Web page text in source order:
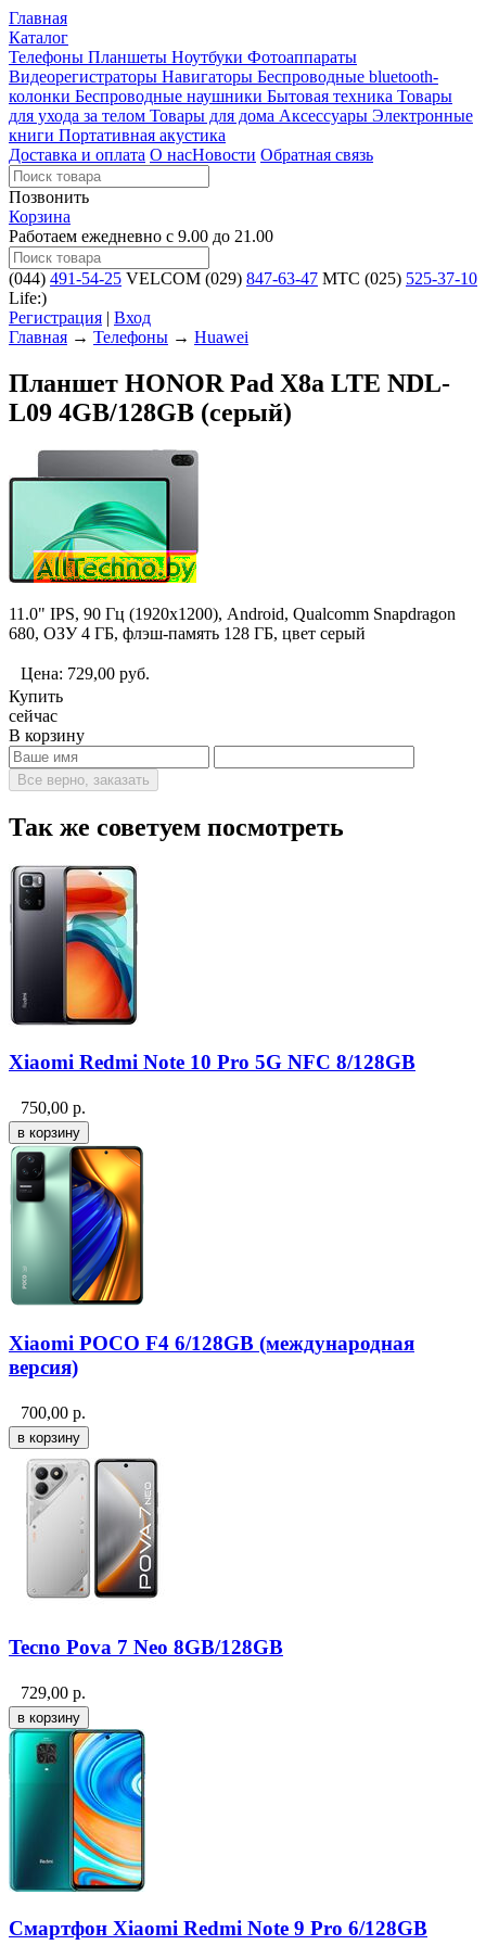
Главная
Каталог
Телефоны Планшеты Ноутбуки Фотоаппараты
Видеорегистраторы Навигаторы Беспроводные bluetooth-
колонки Беспроводные наушники Бытовая техника Товары
для ухода за телом Товары для дома Аксессуары Электронные
книги Портативная акустика
Доставка и оплата О насНовости Обратная связь
Позвонить
Корзина
Работаем ежедневно с 9.00 до 21.00
(044) 491-54-25 VELCOM (029) 847-63-47 MTC (025) 525-37-10
Life:)
Регистрация | Вход
Главная → Телефоны → Huawei
Планшет HONOR Pad X8a LTE NDL-
L09 4GB/128GB (серый)
11.0" IPS, 90 Гц (1920x1200), Android, Qualcomm Snapdragon
680, ОЗУ 4 ГБ, флэш-память 128 ГБ, цвет серый
Цена: 729,00 руб.
Купить
сейчас
В корзину
Все верно, заказать
Так же советуем посмотреть
Xiaomi Redmi Note 10 Pro 5G NFC 8/128GB
750,00 р.
Xiaomi POCO F4 6/128GB (международная
версия)
700,00 р.
Tecno Pova 7 Neo 8GB/128GB
729,00 р.
Смартфон Xiaomi Redmi Note 9 Pro 6/128GB